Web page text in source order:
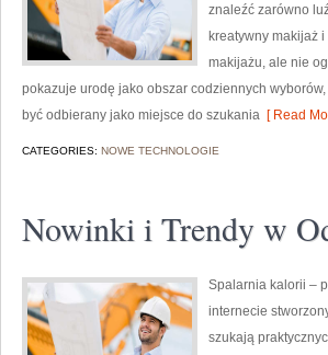
znaleźć zarówno
kreatywny makijaż
makijażu, ale nie
pokazuje urodę jako obszar codziennych
być odbierany jako miejsce do szukania [ Read
CATEGORIES: NOWE TECHNOLOGIE
Nowinki i Trendy w
Spalarnia kalorii –
internecie
szukają